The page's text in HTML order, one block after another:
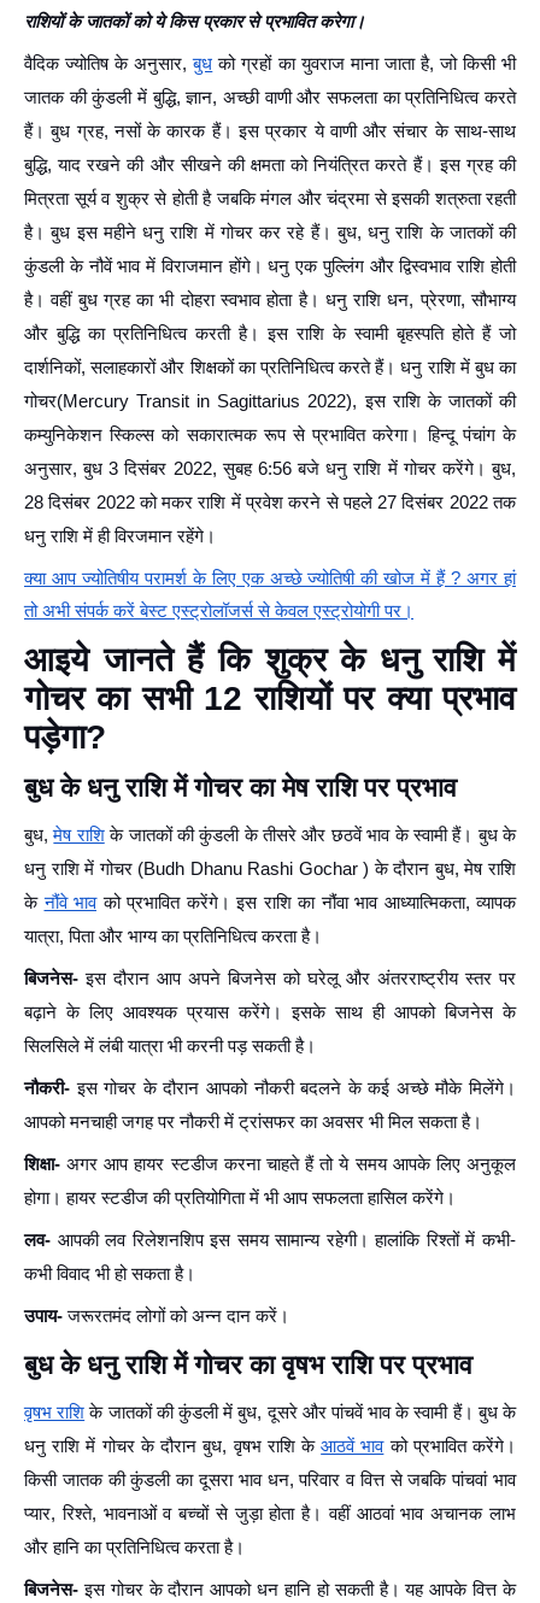
राशियों के जातकों को ये किस प्रकार से प्रभावित करेगा।
वैदिक ज्योतिष के अनुसार,बुध को ग्रहों का युवराज माना जाता है, जो किसी भी
जातक की कुंडली में बुद्धि, ज्ञान, अच्छी वाणी और सफलता का प्रतिनिधित्व करते
हैं। बुध ग्रह, नसों के कारक हैं। इस प्रकार ये वाणी और संचार के साथ-साथ
बुद्धि, याद रखने की और सीखने की क्षमता को नियंत्रित करते हैं। इस ग्रह की
मित्रता सूर्य व शुक्र से होती है जबकि मंगल और चंद्रमा से इसकी शत्रुता रहती
है। बुध इस महीने धनु राशि में गोचर कर रहे हैं। बुध, धनु राशि के जातकों की
कुंडली के नौवें भाव में विराजमान होंगे। धनु एक पुल्लिंग और द्विस्वभाव राशि होती
है। वहीं बुध ग्रह का भी दोहरा स्वभाव होता है। धनु राशि धन, प्रेरणा, सौभाग्य
और बुद्धि का प्रतिनिधित्व करती है। इस राशि के स्वामी बृहस्पति होते हैं जो
दार्शनिकों, सलाहकारों और शिक्षकों का प्रतिनिधित्व करते हैं। धनु राशि में बुध का
गोचर(Mercury Transit in Sagittarius 2022), इस राशि के जातकों की
कम्युनिकेशन स्किल्स को सकारात्मक रूप से प्रभावित करेगा। हिन्दू पंचांग के
अनुसार, बुध 3 दिसंबर 2022, सुबह 6:56 बजे धनु राशि में गोचर करेंगे। बुध,
28 दिसंबर 2022 को मकर राशि में प्रवेश करने से पहले 27 दिसंबर 2022 तक
धनु राशि में ही विरजमान रहेंगे।
क्या आप ज्योतिषीय परामर्श के लिए एक अच्छे ज्योतिषी की खोज में हैं ? अगर हां
तो अभी संपर्क करें बेस्ट एस्ट्रोलॉजर्स से केवल एस्ट्रोयोगी पर ।
आइये जानते हैं कि शुक्र के धनु राशि में
गोचर का सभी 12 राशियों पर क्या प्रभाव
पड़ेगा?
बुध के धनु राशि में गोचर का मेष राशि पर प्रभाव
बुध,मेष राशिके जातकों की कुंडली के तीसरे और छठवें भाव के स्वामी हैं। बुध के
धनु राशि में गोचर (Budh Dhanu Rashi Gochar ) के दौरान बुध, मेष राशि
केनौंवे भावको प्रभावित करेंगे। इस राशि का नौंवा भाव आध्यात्मिकता, व्यापक
यात्रा, पिता और भाग्य का प्रतिनिधित्व करता है।
बिजनेस-इस दौरान आप अपने बिजनेस को घरेलू और अंतरराष्ट्रीय स्तर पर
बढ़ाने के लिए आवश्यक प्रयास करेंगे। इसके साथ ही आपको बिजनेस के
सिलसिले में लंबी यात्रा भी करनी पड़ सकती है।
नौकरी- इस गोचर के दौरान आपको नौकरी बदलने के कई अच्छे मौके मिलेंगे।
आपको मनचाही जगह पर नौकरी में ट्रांसफर का अवसर भी मिल सकता है।
शिक्षा- अगर आप हायर स्टडीज करना चाहते हैं तो ये समय आपके लिए अनुकूल
होगा। हायर स्टडीज की प्रतियोगिता में भी आप सफलता हासिल करेंगे।
लव- आपकी लव रिलेशनशिप इस समय सामान्य रहेगी। हालांकि रिश्तों में कभी-
कभी विवाद भी हो सकता है।
उपाय-जरूरतमंद लोगों को अन्न दान करें।
बुध के धनु राशि में गोचर का वृषभ राशि पर प्रभाव
वृषभ राशिके जातकों की कुंडली में बुध, दूसरे और पांचवें भाव के स्वामी हैं। बुध के
धनु राशि में गोचर के दौरान बुध, वृषभ राशि केआठवें भावको प्रभावित करेंगे।
किसी जातक की कुंडली का दूसरा भाव धन, परिवार व वित्त से जबकि पांचवां भाव
प्यार, रिश्ते, भावनाओं व बच्चों से जुड़ा होता है। वहीं आठवां भाव अचानक लाभ
और हानि का प्रतिनिधित्व करता है।
बिजनेस-इस गोचर के दौरान आपको धन हानि हो सकती है। यह आपके वित्त के